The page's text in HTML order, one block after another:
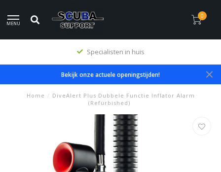
MENU
0
Specialisten in huis
Bekijk onze actuele openingstijden!
Home / DiveAlert Plus Dubbele Functie Inflator Alarm
(Refurbished)